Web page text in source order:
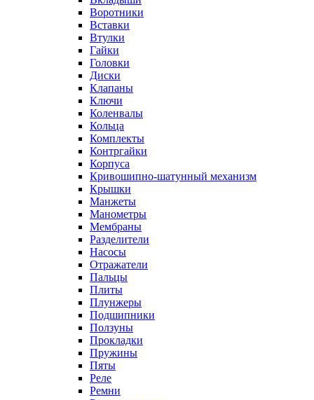
Воротники
Вставки
Втулки
Гайки
Головки
Диски
Клапаны
Ключи
Коленвалы
Кольца
Комплекты
Контргайки
Корпуса
Кривошипно-шатунный механизм
Крышки
Манжеты
Манометры
Мембраны
Разделители
Насосы
Отражатели
Пальцы
Плиты
Плунжеры
Подшипники
Ползуны
Прокладки
Пружины
Пяты
Реле
Ремни